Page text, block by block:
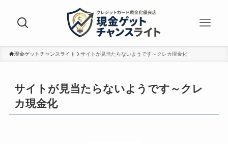
現金ゲットチャンスライト サイトが見当たらないようです～クレカ現金化
サイトが見当たらないようです～クレ
カ現金化